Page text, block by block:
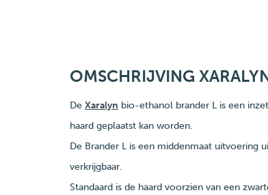
OMSCHRIJVING
De Xaralyn bio-ethanol brander L is een
haard geplaatst kan worden.
De Brander L is een middenmaat uitvoering
verkrijgbaar.
Standaard is de haard voorzien van een